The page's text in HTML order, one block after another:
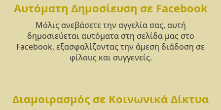
Αυτόματη Δημοσίευση σε Facebook
Μόλις ανεβάσετε την αγγελία σας, αυτή
δημοσιεύεται αυτόματα στη σελίδα μας στο
Facebook, εξασφαλίζοντας την άμεση διάδοση σε
φίλους και συγγενείς.
Διαμοιρασμός σε Κοινωνικά Δίκτυα